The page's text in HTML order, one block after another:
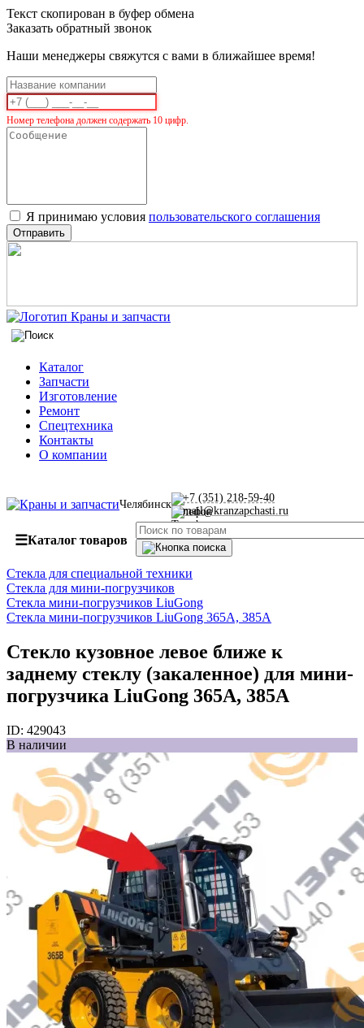
Текст скопирован в буфер обмена
Заказать обратный звонок
Наши менеджеры свяжутся с вами в ближайшее время!
Номер телефона должен содержать 10 цифр.
Я принимаю условия пользовательского соглашения
Отправить
Каталог
Запчасти
Изготовление
Ремонт
Спецтехника
Контакты
О компании
Челябинск
+7 (351) 218-59-40
mail@kranzapchasti.ru
☰Каталог товаров
Стекла для специальной техники
Стекла для мини-погрузчиков
Стекла мини-погрузчиков LiuGong
Стекла мини-погрузчиков LiuGong 365А, 385А
Стекло кузовное левое ближе к
заднему стеклу (закаленное) для мини-
погрузчика LiuGong 365А, 385А
ID: 429043
В наличии